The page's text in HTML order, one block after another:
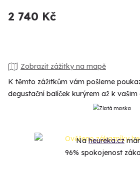
2 740 Kč
Zobrazit zážitky na mapě
K těmto zážitkům vám pošleme
degustační balíček kurýrem až k vašim
Naheureka.cz
96% spokojenost